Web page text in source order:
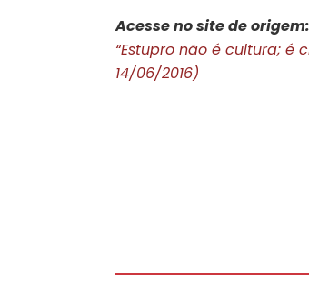
Acesse no site de origem:
“Estupro não é cultura; é
14/06/2016)